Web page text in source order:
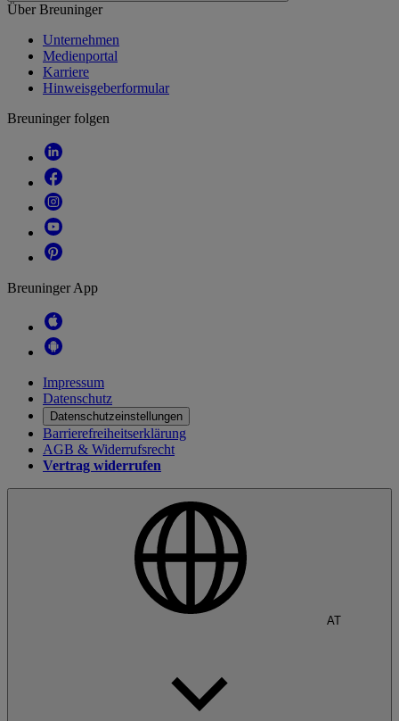
Über Breuninger
Unternehmen
Medienportal
Karriere
Hinweisgeberformular
Breuninger folgen
Breuninger App
Impressum
Datenschutz
Datenschutzeinstellungen
Barrierefreiheitserklärung
AGB & Widerrufsrecht
Vertrag widerrufen
AT